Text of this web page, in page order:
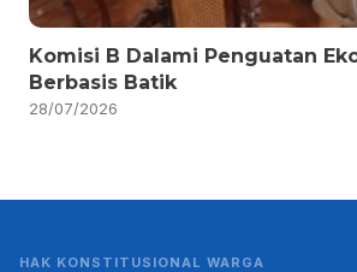
Komisi B Dalami Penguatan
Berbasis Batik
28/07/2026
HAK KONSTITUSIONAL WARGA